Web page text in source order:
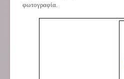
φωτογραφία.